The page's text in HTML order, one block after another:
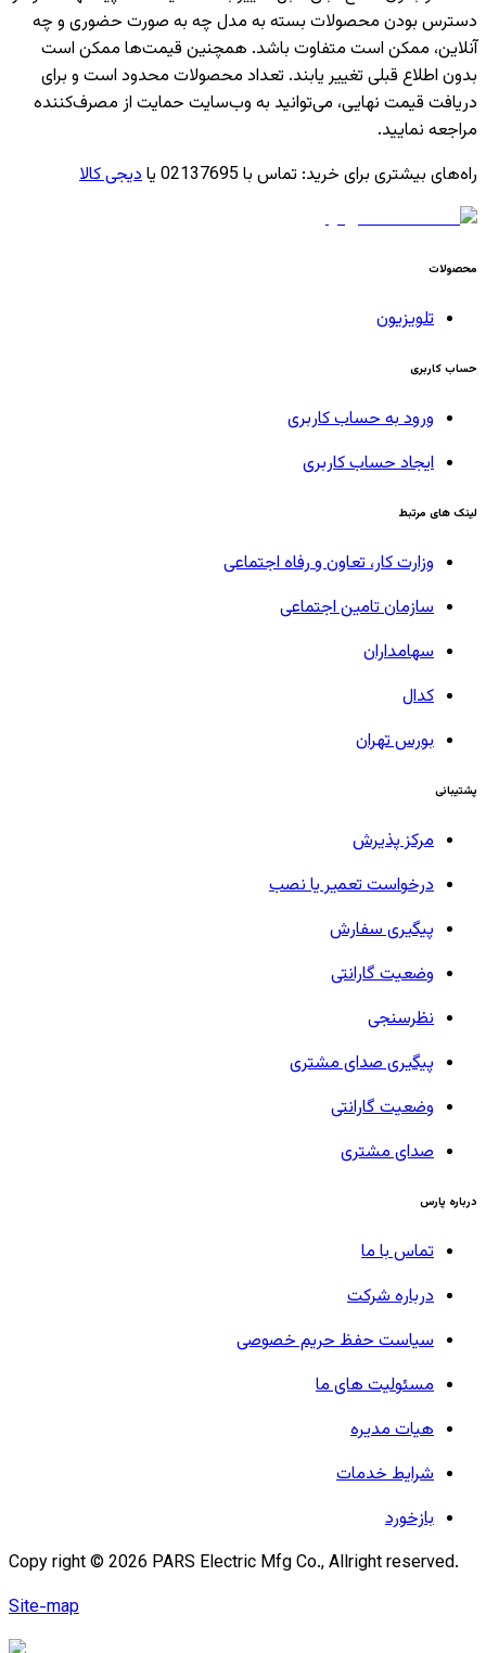
دسترس بودن محصولات بسته به مدل چه به صورت حضوری و چه
آنلاین، ممکن است متفاوت باشد. همچنین قیمت‌ها ممکن است
بدون اطلاع قبلی تغییر یابند. تعداد محصولات محدود است و برای
دریافت قیمت نهایی، می‌توانید به وب‌سایت حمایت از مصرف‌کننده
مراجعه نمایید.
راه‌های بیشتری برای خرید: تماس با 02137695 یا دیجی کالا
محصولات
تلویزیون
حساب کاربری
ورود به حساب کاربری
ایجاد حساب کاربری
لینک های مرتبط
وزارت کار، تعاون و رفاه اجتماعی
سازمان تامین اجتماعی
سهامداران
کدال
بورس تهران
پشتیبانی
مرکز پذیرش
درخواست تعمیر یا نصب
پیگیری سفارش
وضعیت گارانتی
نظرسنجی
پیگیری صدای مشتری
وضعیت گارانتی
صدای مشتری
درباره پارس
تماس با ما
درباره شرکت
سیاست حفظ حریم خصوصی
مسئولیت های ما
هیات مدیره
شرایط خدمات
بازخورد
Copy right © 2026 PARS Electric Mfg Co., Allright reserved.
Site-map